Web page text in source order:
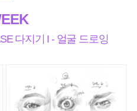
다지기 I - 얼굴 드로잉